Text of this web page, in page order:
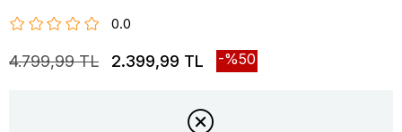
0.0
4.799,99 TL 2.399,99 TL 50